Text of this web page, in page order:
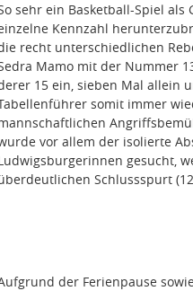
sehr ein Basketball-Spiel
Kennzahl
recht unterschiedlichen
Mamo mit der Nummer
15 ein, sieben Mal allein
somit immer
vor allem der isolierte
gesucht,
Schlussspurt
der Ferienpause